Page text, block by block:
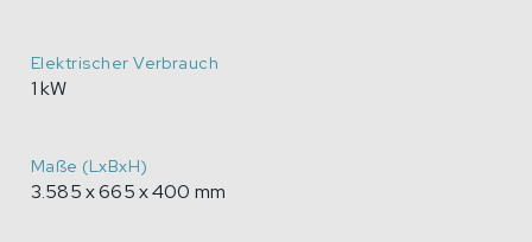
Elektrischer Verbrauch
1 kW
Maße (LxBxH)
3.585 x 665 x 400 mm